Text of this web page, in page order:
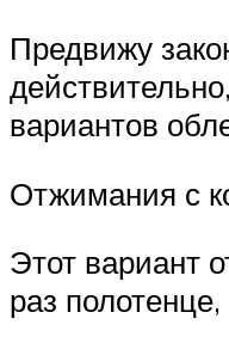
Предвижу
вариантов
Отжимания с
Этот вариант
раз